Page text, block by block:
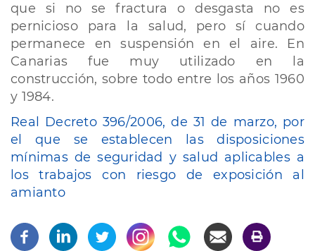
que si no se fractura o desgasta no es
pernicioso para la salud, pero sí cuando
permanece en suspensión en el aire. En
Canarias fue muy utilizado en la
construcción, sobre todo entre los años 1960
y 1984.
Real Decreto 396/2006, de 31 de marzo, por
el que se establecen las disposiciones
mínimas de seguridad y salud aplicables a
los trabajos con riesgo de exposición al
amianto